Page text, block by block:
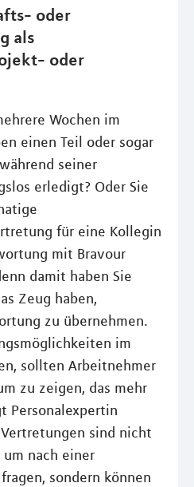
oder
als
oder
Wochen im
einen Teil oder sogar
seiner
erledigt? Oder Sie
für eine Kollegin
mit Bravour
damit haben Sie
Zeug haben,
zu übernehmen.
im
sollten Arbeitnehmer
zu zeigen, das mehr
Personalexpertin
sind nicht
nach einer
sondern können